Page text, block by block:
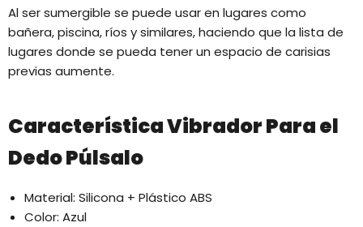
Al ser sumergible se puede usar en lugares como
bañera, piscina, ríos y similares, haciendo que la lista de
lugares donde se pueda tener un espacio de carisias
previas aumente.
Característica Vibrador Para el
Dedo Púlsalo
Material: Silicona + Plástico ABS
Color: Azul